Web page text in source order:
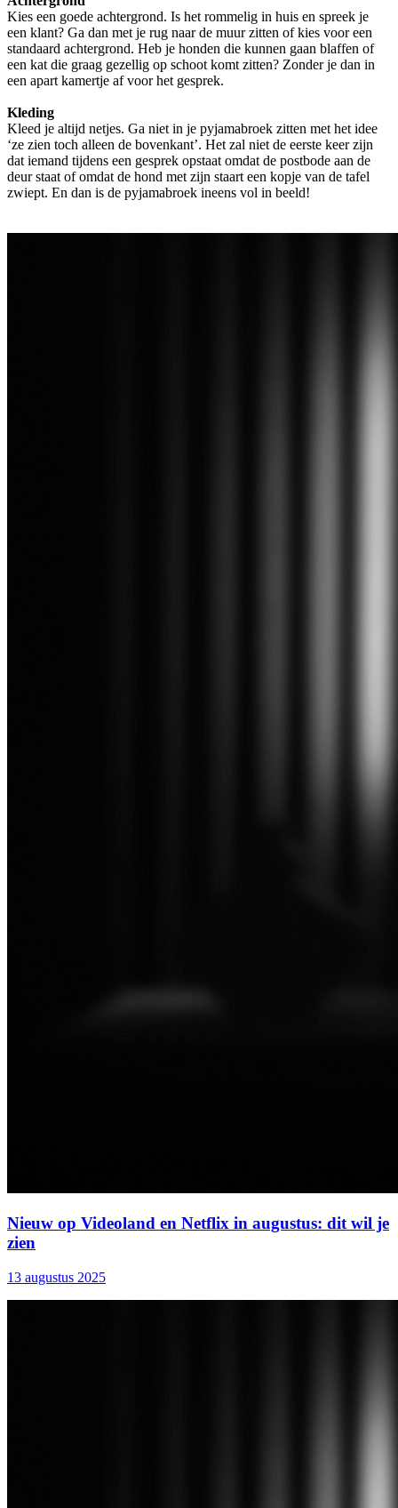
Kies een goede achtergrond. Is het rommelig in huis en spreek je
een klant? Ga dan met je rug naar de muur zitten of kies voor een
standaard achtergrond. Heb je honden die kunnen gaan blaffen of
een kat die graag gezellig op schoot komt zitten? Zonder je dan in
een apart kamertje af voor het gesprek.
Kleding
Kleed je altijd netjes. Ga niet in je pyjamabroek zitten met het idee
‘ze zien toch alleen de bovenkant’. Het zal niet de eerste keer zijn
dat iemand tijdens een gesprek opstaat omdat de postbode aan de
deur staat of omdat de hond met zijn staart een kopje van de tafel
zwiept. En dan is de pyjamabroek ineens vol in beeld!
Nieuw op Videoland en Netflix in augustus: dit wil je
zien
13 augustus 2025